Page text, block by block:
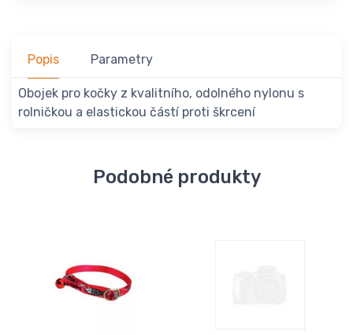
Popis Parametry
Obojek pro kočky z kvalitního, odolného nylonu s
rolničkou a elastickou částí proti škrcení
Podobné produkty